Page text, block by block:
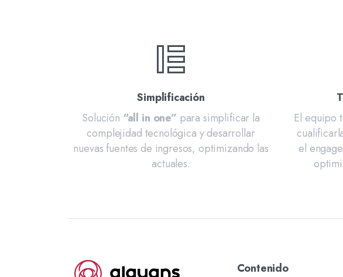
Simplificación
Solución “all in one” para simplificar la
complejidad tecnológica y desarrollar
nuevas fuentes de ingresos, optimizando las
actuales.
El equipo
el
Contenido